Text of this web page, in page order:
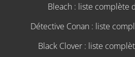
Bleach : liste complète
Détective Conan : liste
Black Clover : liste